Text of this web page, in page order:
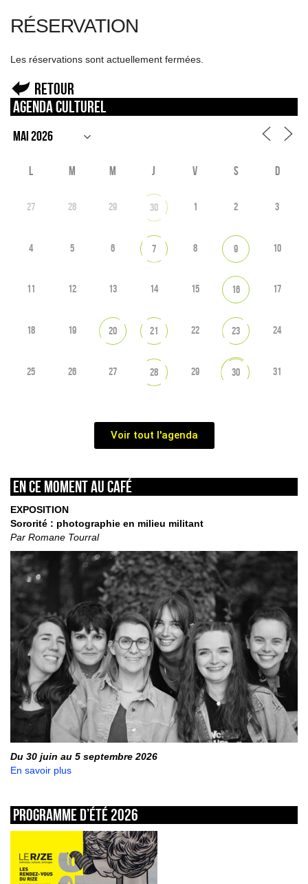
RÉSERVATION
Les réservations sont actuellement fermées.
Retour
Agenda culturel
L M M J V S D
27 28 29 30 1 2 3
4 5 6 7 8 9 10
11 12 13 14 15 16 17
18 19 20 21 22 23 24
25 26 27 28 29 30 31
Voir tout l'agenda
En ce moment au café
EXPOSITION
Sororité : photographie en milieu militant
Par Romane Tourral
Du 30 juin au 5 septembre 2026
En savoir plus
Programme d’été 2026